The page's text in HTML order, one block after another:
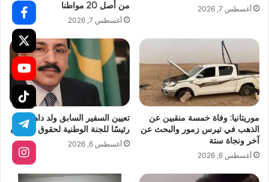
أغسطس 7, 2026 من أصل 20 مواطنا
أغسطس 7, 2026
موريتانيا: وفاة خمسة منقبين عن
الذهب في تيرس زمور والبحث عن
آخر ونجاة ستة
أغسطس 6, 2026
تعيين السفير السابق ولد داهي
رئيسًا للجنة الوطنية لحقوق الإنسان
أغسطس 6, 2026